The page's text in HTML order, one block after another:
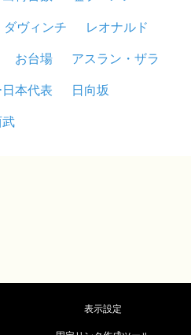
ダヴィンチ
レオナルド
お台場
アスラン・ザラ
本代表
日向坂
表示設定